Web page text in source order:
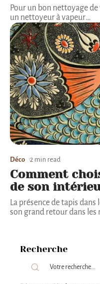
Pour un bon nettoyage
un nettoyeur à vapeur…
Déco 2 min read
Comment
de son
La présence de tapis
son grand retour dans les
Recherche